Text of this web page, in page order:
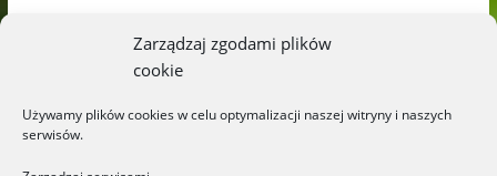
Zarządzaj zgodami plików
cookie
Używamy plików cookies w celu optymalizacji naszej witryny i naszych
serwisów.